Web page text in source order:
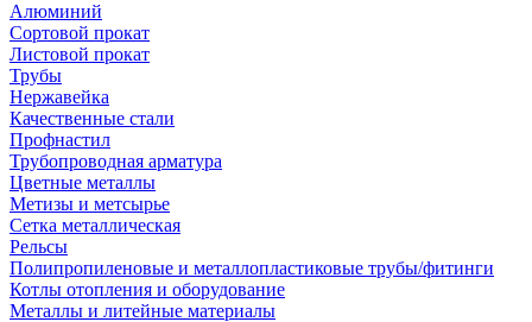
Алюминий
Сортовой прокат
Листовой прокат
Трубы
Нержавейка
Качественные стали
Профнастил
Трубопроводная арматура
Цветные металлы
Метизы и метсырье
Сетка металлическая
Рельсы
Полипропиленовые и металлопластиковые трубы/фитинги
Котлы отопления и оборудование
Металлы и литейные материалы